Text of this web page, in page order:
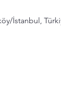
İstanbul,